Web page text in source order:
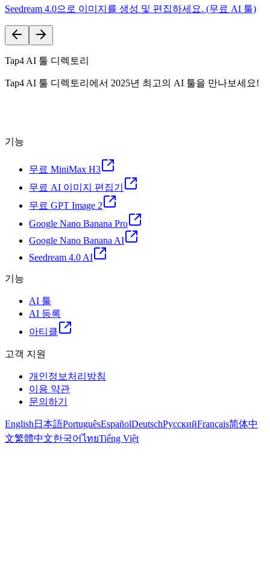
Seedream 4.0으로 이미지를 생성 및 편집하세요. (무료 AI 툴)
Tap4 AI 툴 디렉토리
Tap4 AI 툴 디렉토리에서 2025년 최고의 AI 툴을 만나보세요!
기능
무료 MiniMax H3
무료 AI 이미지 편집기
무료 GPT Image 2
Google Nano Banana Pro
Google Nano Banana AI
Seedream 4.0 AI
기능
AI 툴
AI 등록
아티클
고객 지원
개인정보처리방침
이용 약관
문의하기
English日本語PortuguêsEspañolDeutschРусскийFrançais简体中
文繁體中文한국어ไทยTiếng Việt